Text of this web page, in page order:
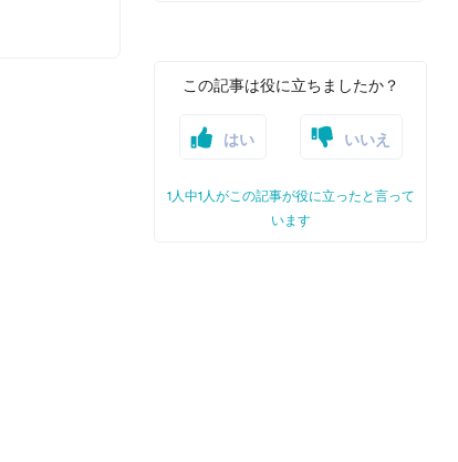
この記事は役に立ちましたか？
はい いいえ
1人中1人がこの記事が役に立ったと言って
います